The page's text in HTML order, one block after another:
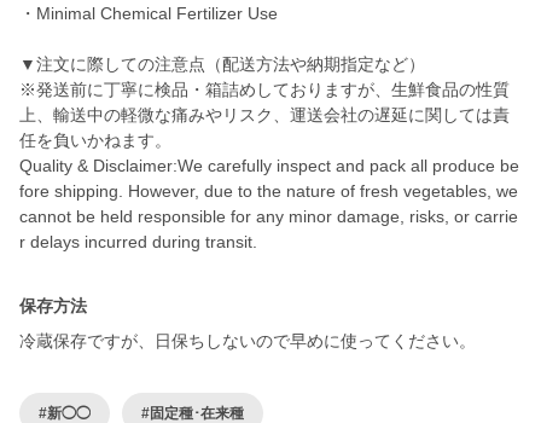
・Minimal Chemical Fertilizer Use
▼注文に際しての注意点（配送方法や納期指定など）
※発送前に丁寧に検品・箱詰めしておりますが、生鮮食品の性質
上、輸送中の軽微な痛みやリスク、運送会社の遅延に関しては責
任を負いかねます。
Quality & Disclaimer:We carefully inspect and pack all produce be
fore shipping. However, due to the nature of fresh vegetables, we
cannot be held responsible for any minor damage, risks, or carrie
r delays incurred during transit.
保存方法
冷蔵保存ですが、日保ちしないので早めに使ってください。
#新◯◯ #固定種･在来種